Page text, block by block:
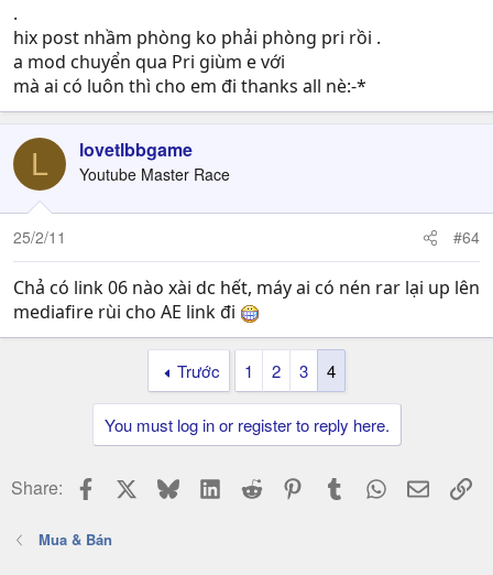
.
hix post nhầm phòng ko phải phòng pri rồi .
a mod chuyển qua Pri giùm e với
mà ai có luôn thì cho em đi thanks all nè:-*
L lovetlbbgame
Youtube Master Race
25/2/11 #64
Chả có link 06 nào xài dc hết, máy ai có nén rar lại up lên
mediafire rùi cho AE link đi
Trước 1 2 3 4
You must log in or register to reply here.
Share: Facebook BlueskyLinkedIn
Reddit PinterestTumblr WhatsApp
Email
Mua & Bán